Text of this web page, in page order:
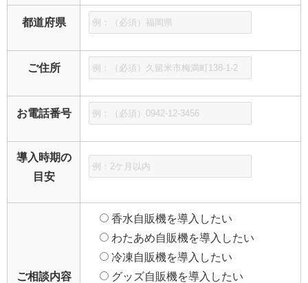
都道府県
ご住所
お電話番号
導入時期の
目安
ご相談内容
香水自販機を導入したい
わたあめ自販機を導入したい
冷凍自販機を導入したい
グッズ自販機を導入したい